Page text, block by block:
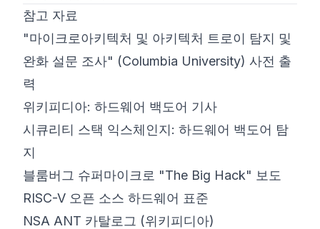
참고 자료
"마이크로아키텍처 및 아키텍처 트로이 탐지 및
완화 설문 조사" (Columbia University) 사전 출
력
위키피디아: 하드웨어 백도어 기사
시큐리티 스택 익스체인지: 하드웨어 백도어 탐
지
블룸버그 슈퍼마이크로 "The Big Hack" 보도
RISC-V 오픈 소스 하드웨어 표준
NSA ANT 카탈로그 (위키피디아)